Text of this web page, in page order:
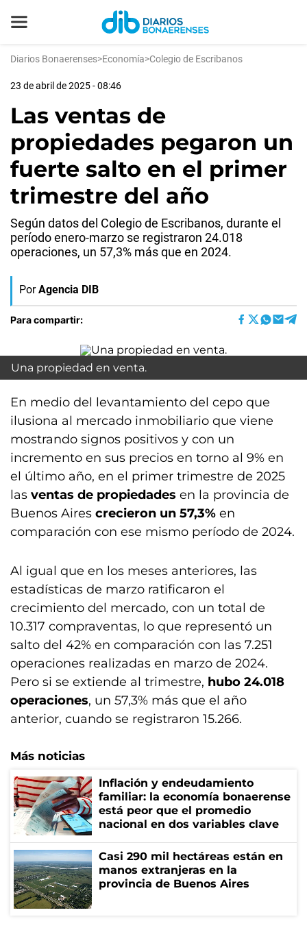
Diarios Bonaerenses>Economía>Colegio de Escribanos
23 de abril de 2025 - 08:46
Las ventas de
propiedades pegaron un
fuerte salto en el primer
trimestre del año
Según datos del Colegio de Escribanos, durante el
período enero-marzo se registraron 24.018
operaciones, un 57,3% más que en 2024.
Por Agencia DIB
Para compartir:
Una propiedad en venta.
En medio del levantamiento del cepo que
ilusiona al mercado inmobiliario que viene
mostrando signos positivos y con un
incremento en sus precios en torno al 9% en
el último año, en el primer trimestre de 2025
las ventas de propiedades en la provincia de
Buenos Aires crecieron un 57,3% en
comparación con ese mismo período de 2024.
Al igual que en los meses anteriores, las
estadísticas de marzo ratificaron el
crecimiento del mercado, con un total de
10.317 compraventas, lo que representó un
salto del 42% en comparación con las 7.251
operaciones realizadas en marzo de 2024.
Pero si se extiende al trimestre, hubo 24.018
operaciones, un 57,3% más que el año
anterior, cuando se registraron 15.266.
Más noticias
Inflación y endeudamiento
familiar: la economía bonaerense
está peor que el promedio
nacional en dos variables clave
Casi 290 mil hectáreas están en
manos extranjeras en la
provincia de Buenos Aires